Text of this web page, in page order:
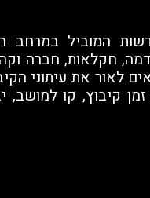
המוביל במרחב
חקלאות, חברה
לאור את עיתוני
קיבוץ, קו למושב,